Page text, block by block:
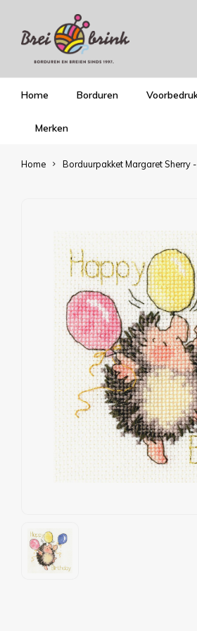
Home Borduren
Merken
Home Borduurpakket Margaret